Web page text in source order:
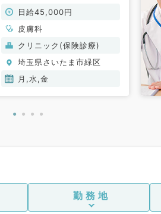
／非常勤）
日給45,000円
皮膚科
クリニック(保険診療)
埼玉県さいたま市緑区
月,水,金
勤務地